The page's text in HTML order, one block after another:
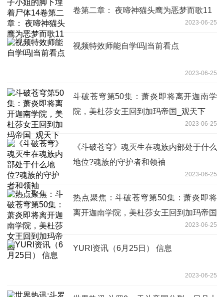
卷第二章： 夜啼神猫头鹰为恶梦而歌11
2023-06-25
视频特效师能自学吗|当前看点
2023-06-25
斗破苍穹第50集：萧炎即将离开迦南学
院，美杜莎女王回到加玛帝国_观天下
2023-06-25
《斗破苍穹》魂灭生在魂族内部处于什么
地位?魂族的守护者和领袖
2023-06-25
热点聚焦：斗破苍穹第50集：萧炎即将
离开迦南学院，美杜莎女王回到加玛帝国
2023-06-25
YURI资讯（6月25日） 信息
2023-06-25